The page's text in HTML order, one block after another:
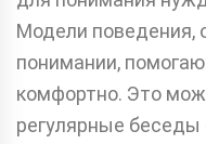
Модели поведения,
понимании,
комфортно. Это
регулярные беседы